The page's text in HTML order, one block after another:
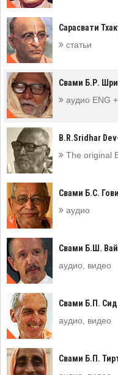
Сарасвати
статьи
Свами Б.Р.
аудио ENG
B.R.Sridhar
The original
Свами Б.С.
аудио
Свами Б.Ш.
аудио, видео
Свами Б.П.
аудио, видео
Свами Б.П.